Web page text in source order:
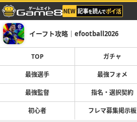
イーフト攻略｜efootball2026
TOP ガチャ
最強選手 最強フォメ
最強監督 指名・選択契約
初心者 フレマ募集掲示板